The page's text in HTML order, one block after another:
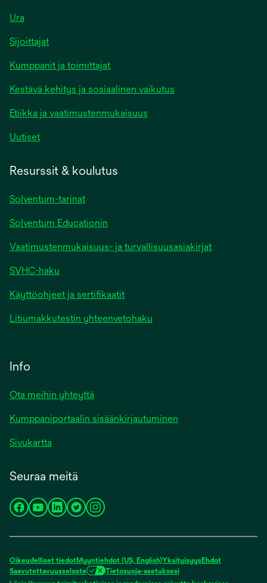
Ura
Sijoittajat
Kumppanit ja toimittajat
Kestävä kehitys ja sosiaalinen vaikutus
Etiikka ja vaatimustenmukaisuus
Uutiset
Resurssit & koulutus
Solventum-tarinat
Solventum Educationin
Vaatimustenmukaisuus- ja turvallisuusasiakirjat
SVHC-haku
Käyttöohjeet ja sertifikaatit
Litiumakkutestin yhteenvetohaku
Info
Ota meihin yhteyttä
Kumppaniportaalin sisäänkirjautuminen
Sivukartta
Seuraa meitä
opens
new
tab
opens
new
tab
opens
new
tab
opens
new
tab
opens
new
tab
Oikeudelliset tiedotMyyntiehdot (US, English)YksityisyysEhdot
Saavutettavuusseloste
Tietosuoja-asetuksesi